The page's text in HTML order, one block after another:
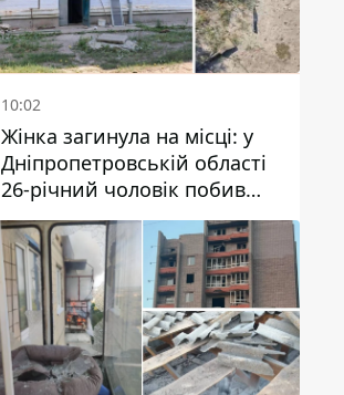
10:02
Жінка загинула на місці: у
Дніпропетровській області
26-річний чоловік побив
трьох людей металевим
предметом